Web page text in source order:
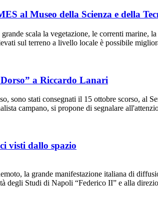
al Museo della Scienza e della
scala la vegetazione, le correnti
sul terreno a livello locale è possibile
a Riccardo Lanari
sono stati consegnati il 15 ottobre scorso,
campano, si propone di segnalare
visti dallo spazio
la grande manifestazione italiana di
degli Studi di Napoli “Federico II” e alla